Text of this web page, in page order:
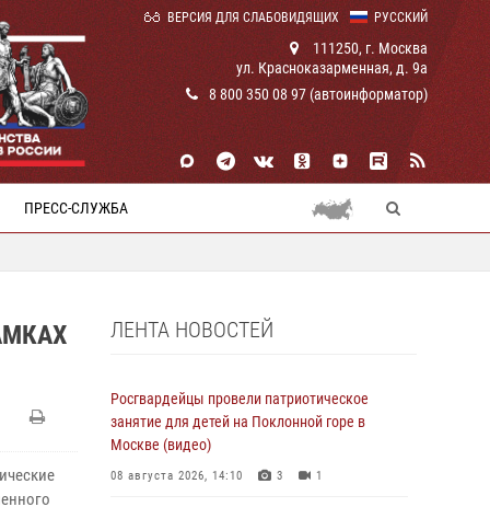
РУССКИЙ
ВЕРСИЯ ДЛЯ СЛАБОВИДЯЩИХ
111250, г. Москва
ул. Красноказарменная, д. 9а
8 800 350 08 97 (автоинформатор)
ПРЕСС-СЛУЖБА
ЛЕНТА НОВОСТЕЙ
Росгвардейцы провели патриотическое
занятие для детей на Поклонной горе в
Москве (видео)
08 августа 2026, 14:10 3 1